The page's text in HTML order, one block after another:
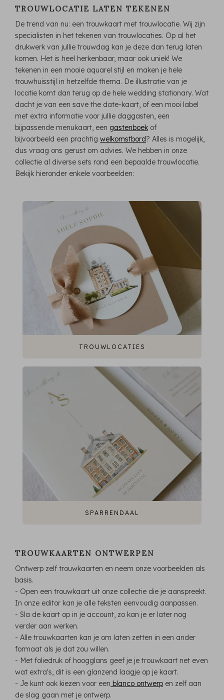
TROUWLOCATIE LATEN TEKENEN
De trend van nu: een trouwkaart met trouwlocatie. Wij zijn
specialisten in het tekenen van trouwlocaties. Op al het
drukwerk van jullie trouwdag kan je deze dan terug laten
komen. Het is heel herkenbaar, maar ook uniek! We
tekenen in een mooie aquarel stijl en maken je hele
trouwhuisstijl in hetzelfde thema. De illustratie van je
locatie komt dan terug op de hele wedding stationary. Wat
dacht je van een save the date-kaart, of een mooi label
met extra informatie voor jullie daggasten, een
bijpassende menukaart, een gastenboek of
bijvoorbeeld een prachtig welkomstbord? Alles is mogelijk,
dus vraag ons gerust om advies. We hebben in onze
collectie al diverse sets rond een bepaalde trouwlocatie.
Bekijk hieronder enkele voorbeelden:
TROUWLOCATIES
SPARRENDAAL
TROUWKAARTEN ONTWERPEN
Ontwerp zelf trouwkaarten en neem onze voorbeelden als
basis.
- Open een trouwkaart uit onze collectie die je aanspreekt.
In onze editor kan je alle teksten eenvoudig aanpassen.
- Sla de kaart op in je account, zo kan je er later nog
verder aan werken.
- Alle trouwkaarten kan je om laten zetten in een ander
formaat als je dat zou willen.
- Met foliedruk of hoogglans geef je je trouwkaart net even
wat extra's, dit is een glanzend laagje op je kaart.
- Je kunt ook kiezen voor een blanco ontwerp en zelf aan
de slag gaan met je ontwerp.